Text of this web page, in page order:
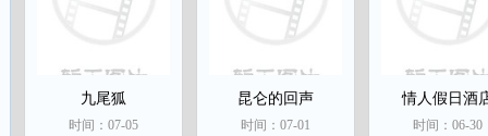
九尾狐
时间：07-05
昆仑的回声
时间：07-01
情人假日酒
时间：06-30